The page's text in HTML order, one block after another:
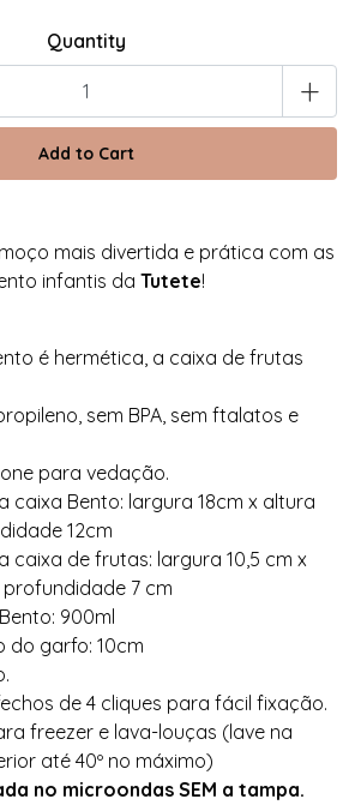
Quantity
+
mais divertida e prática com as
infantis da Tutete!
é hermética, a caixa de frutas
sem BPA, sem ftalatos e
para vedação.
caixa Bento: largura 18cm x altura
12cm
caixa de frutas: largura 10,5 cm x
7 cm
900ml
do garfo: 10cm
de 4 cliques para fácil fixação.
freezer e lava-louças (lave na
até 40º no máximo)
no microondas SEM a tampa.